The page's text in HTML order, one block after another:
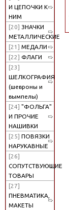
И ЦЕПОЧКИ К
НИМ
[20] ЗНАЧКИ
МЕТАЛЛИЧЕСКИЕ
[21] МЕДАЛИ
[22] ФЛАГИ
[23]
ШЕЛКОГРАФИЯ
(шевроны и
вымпелы)
[24] "ФОЛЬГА"
И ПРОЧИЕ
НАШИВКИ
[25] ПОВЯЗКИ
НАРУКАВНЫЕ
[26]
СОПУТСТВУЮЩИЕ
ТОВАРЫ
[27]
ПНЕВМАТИКА,
МАКЕТЫ